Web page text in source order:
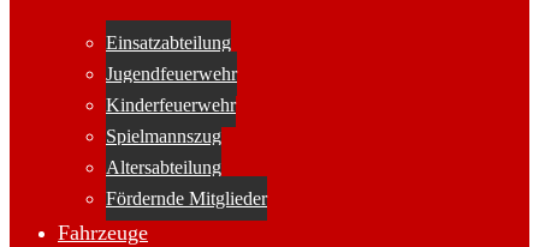
Einsatzabteilung
Jugendfeuerwehr
Kinderfeuerwehr
Spielmannszug
Altersabteilung
Fördernde Mitglieder
Fahrzeuge